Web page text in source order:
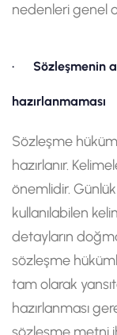
nedenleri genel
· Sözleşmenin
hazırlanmaması
Sözleşme
hazırlanır.
önemlidir.
kullanılabilen
detayların
sözleşme
tam olarak
hazırlanması